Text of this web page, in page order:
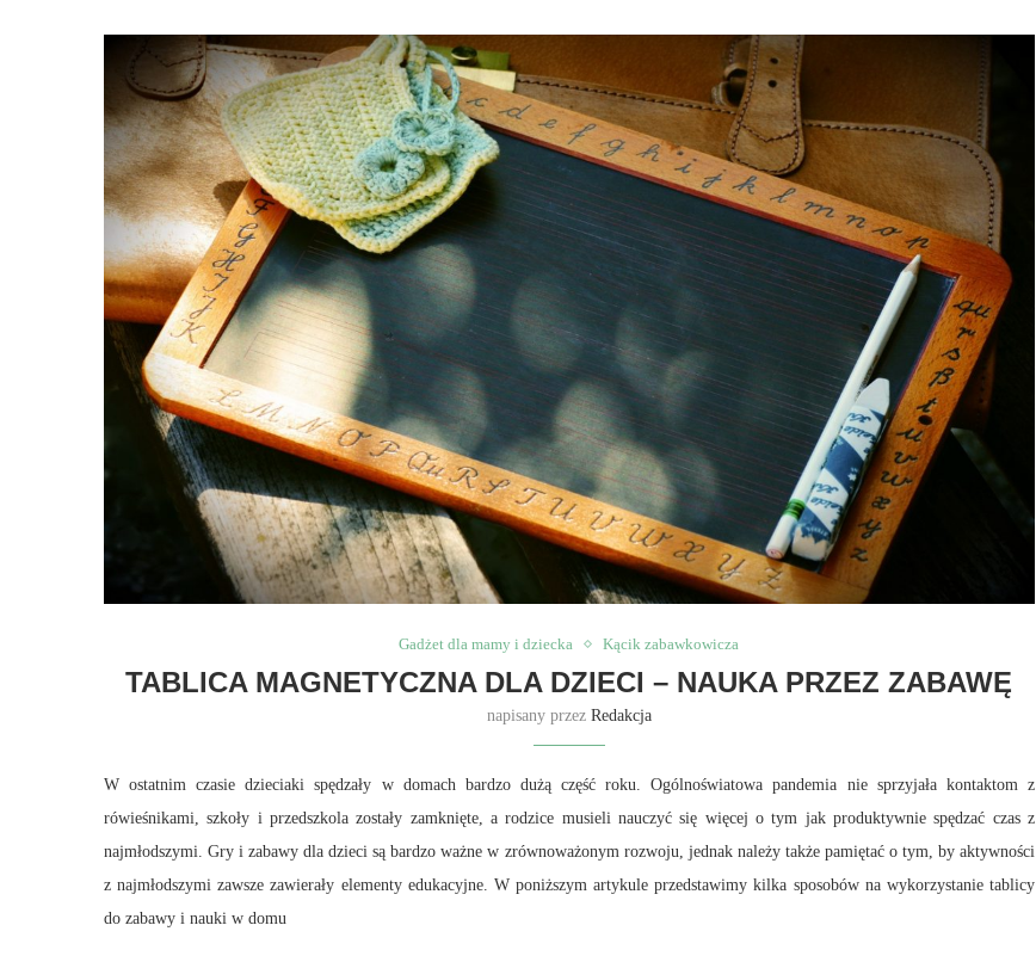
Gadżet dla mamy i dziecka Kącik zabawkowicza
TABLICA MAGNETYCZNA DLA DZIECI – NAUKA PRZEZ ZABAWĘ
napisany przez Redakcja
W ostatnim czasie dzieciaki spędzały w domach bardzo dużą część roku. Ogólnoświatowa pandemia nie sprzyjała kontaktom z
rówieśnikami, szkoły i przedszkola zostały zamknięte, a rodzice musieli nauczyć się więcej o tym jak produktywnie spędzać czas z
najmłodszymi. Gry i zabawy dla dzieci są bardzo ważne w zrównoważonym rozwoju, jednak należy także pamiętać o tym, by aktywności
z najmłodszymi zawsze zawierały elementy edukacyjne. W poniższym artykule przedstawimy kilka sposobów na wykorzystanie tablicy
do zabawy i nauki w domu